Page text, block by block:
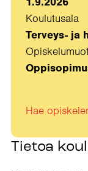
Koulutusala
Terveys- ja
Hae
Tietoa